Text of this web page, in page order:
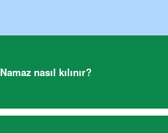
Namaz nasıl kılınır?